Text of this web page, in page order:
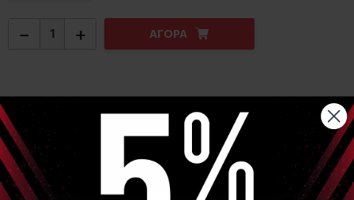
− + ΑΓΟΡΑ
Αναλυτική Περιγραφή
Gel Υψηλής ποιότητας της Ιταλικής FIAB σε συσκευασία
μπουκαλιού με πώμα 260ml
Χρωματισμένο Μπλε